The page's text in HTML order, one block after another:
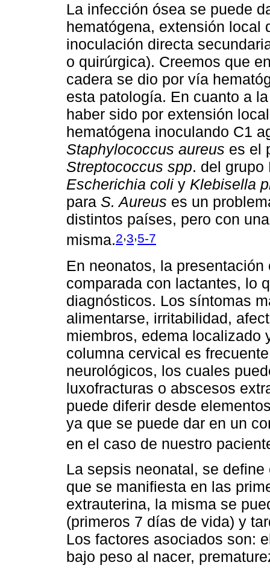
La infección ósea se puede
hematógena, extensión local
inoculación directa
o quirúrgica). Creemos que
cadera se dio por vía
esta patología. En cuanto a
haber sido por extensión
hematógena inoculando C1
Staphylococcus aureus es el
Streptococcus spp. del grupo
Escherichia coli y Klebisella
para S. Aureus es un
distintos países, pero con
misma.2,3,5-7
En neonatos, la
comparada con lactantes, lo
diagnósticos. Los síntomas
alimentarse, irritabilidad,
miembros, edema localizado
columna cervical es
neurológicos, los cuales
luxofracturas o abscesos
puede diferir desde
ya que se puede dar en un
en el caso de nuestro
La sepsis neonatal, se
que se manifiesta en las
extrauterina, la misma se
(primeros 7 días de vida) y
Los factores asociados son:
bajo peso al nacer,